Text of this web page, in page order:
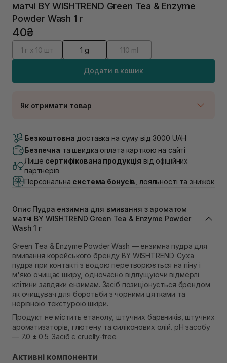
матчі BY WISHTREND Green Tea & Enzyme
Powder Wash 1 г
40₴
1 г х 10 шт 1 g 110 ml
Додати в кошик
Як отримати товар
В наявності
Самовивіз м. Луцьк, вул. Винниченка 4
В наявності
Самовивіз м. Львів, вул. Академіка Підстригача, 1В
(Duck’s Lake)
В наявності
В наявності
Самовивіз м. Львів, вул. Степана Бандери 45
В наявності
Самовивіз м. Рівне, вул. Кулика і Гудачека 23 (ТЦ
Екватор)
В наявності
Безкоштовна доставка на суму від 3000 UAH
Безпечна та швидка оплата карткою на сайті
Лише сертифікована продукція від офіційних
партнерів
Персональна система бонусів , лояльності та знижок
Опис Пудра ензимна для вмивання з ароматом
матчі BY WISHTREND Green Tea & Enzyme Powder
Wash 1 г
Green Tea & Enzyme Powder Wash — ензимна пудра для
вмивання корейського бренду BY WISHTREND. Суха
пудра при контакті з водою перетворюється на піну і
м'яко очищає шкіру, одночасно відлущуючи відмерлі
клітини завдяки ензимам. Засіб позиціонується брендом
як очищувач для боротьби з чорними цятками та
нерівною текстурою шкіри.
Продукт не містить етанолу, штучних барвників, штучних
ароматизаторів, глютену та силіконових олій. pH засобу
— 7.0 ± 0.5. Засіб є cruelty-free.
Активні компоненти